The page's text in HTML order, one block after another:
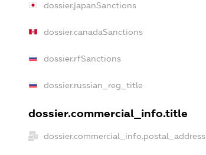
dossier.japanSanctions
dossier.canadaSanctions
dossier.rfSanctions
dossier.russian_reg_title
dossier.commercial_info.title
dossier.commercial_info.postal_address